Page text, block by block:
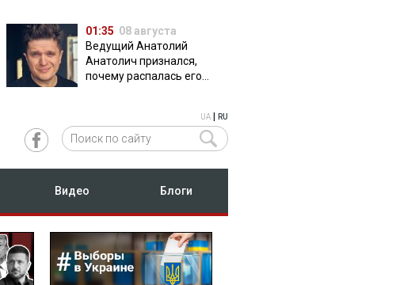
01:35 08 августа
Ведущий Анатолий
Анатолич признался,
почему распалась его
UA RU
Видео Блоги